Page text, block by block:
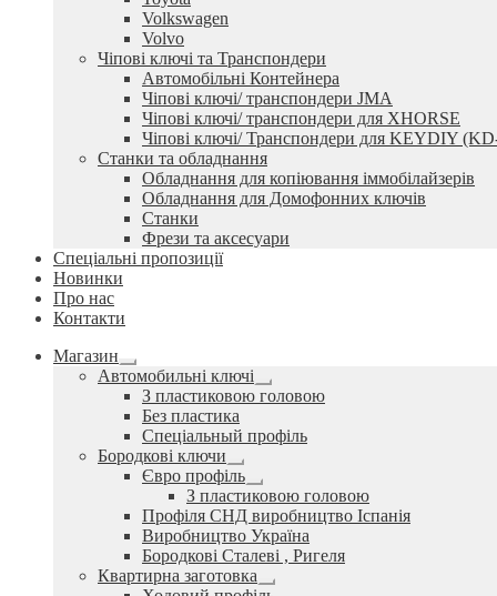
Volkswagen
Volvo
Чіпові ключі та Транспондери
Автомобільні Контейнера
Чіпові ключі/ транспондери JMA
Чіпові ключі/ транспондери для XHORSE
Чіпові ключі/ Транспондери для KEYDIY
Станки та обладнання
Обладнання для копіювання іммобілайзерів
Обладнання для Домофонних ключів
Станки
Фрези та аксесуари
Спеціальні пропозиції
Новинки
Про нас
Контакти
Магазин
Розгорнуте
вкладене
меню
Автомобильні ключі
Розгорнуте
вкладене
З пластиковою головою
Без пластика
Спеціальный профіль
Бородкові ключи
Розгорнуте
вкладене
меню
Євро профіль
Розгорнуте
вкладене
меню
З пластиковою головою
Профіля СНД виробництво Іспанія
Виробництво Україна
Бородкові Сталеві , Ригеля
Квартирна заготовка
Розгорнуте